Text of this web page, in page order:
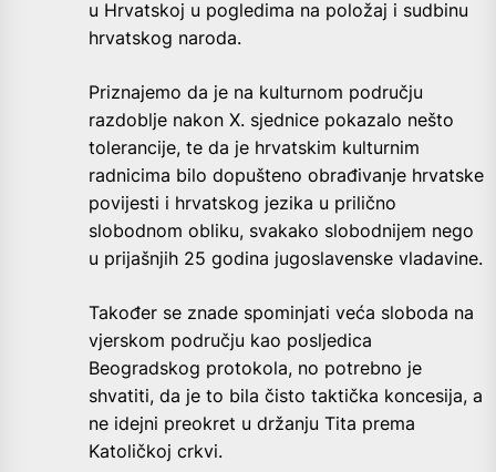
u Hrvatskoj u pogledima na položaj i sudbinu
hrvatskog naroda.
Priznajemo da je na kulturnom području
razdoblje nakon X. sjednice pokazalo nešto
tolerancije, te da je hrvatskim kulturnim
radnicima bilo dopušteno obrađivanje hrvatske
povijesti i hrvatskog jezika u prilično
slobodnom obliku, svakako slobodnijem nego
u prijašnjih 25 godina jugoslavenske vladavine.
Također se znade spominjati veća sloboda na
vjerskom području kao posljedica
Beogradskog protokola, no potrebno je
shvatiti, da je to bila čisto taktička koncesija, a
ne idejni preokret u držanju Tita prema
Katoličkoj crkvi.